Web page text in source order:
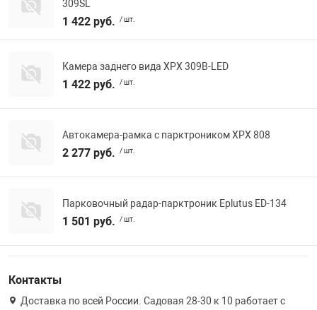
309SL
1 422 руб. / шт.
Камера заднего вида XPX 309B-LED
1 422 руб. / шт.
Автокамера-рамка с парктроником XPX 808
2 277 руб. / шт.
Парковочный радар-парктроник Eplutus ED-134
1 501 руб. / шт.
Контакты
Доставка по всей России. Садовая 28-30 к 10 работает с